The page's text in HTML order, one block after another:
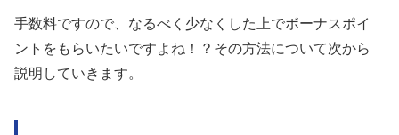
手数料ですので、なるべく少なくした上でボーナスポイ
ントをもらいたいですよね！？その方法について次から
説明していきます。